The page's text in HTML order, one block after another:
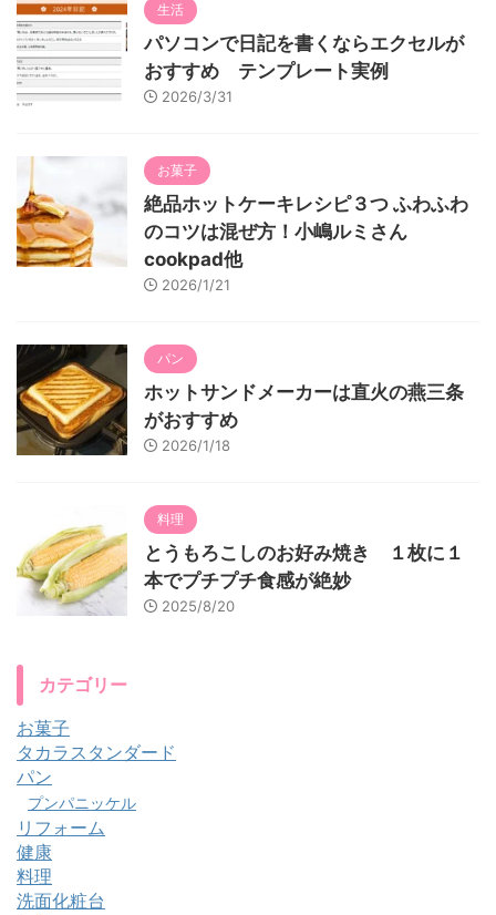
生活
パソコンで日記を書くならエクセルが
おすすめ テンプレート実例
2026/3/31
お菓子
絶品ホットケーキレシピ３つ ふわふわ
のコツは混ぜ方！小嶋ルミさん
cookpad他
2026/1/21
パン
ホットサンドメーカーは直火の燕三条
がおすすめ
2026/1/18
料理
とうもろこしのお好み焼き １枚に１
本でプチプチ食感が絶妙
2025/8/20
カテゴリー
お菓子
タカラスタンダード
パン
プンパニッケル
リフォーム
健康
料理
洗面化粧台